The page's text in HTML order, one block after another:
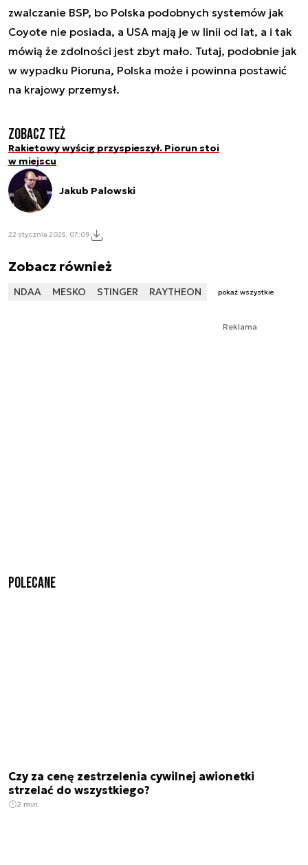
zwalczanie BSP, bo Polska podobnych systemów jak
Coyote nie posiada, a USA mają je w linii od lat, a i tak
mówią że zdolności jest zbyt mało. Tutaj, podobnie jak
w wypadku Pioruna, Polska może i powinna postawić
na krajowy przemysł.
Zobacz też
Rakietowy wyścig przyspieszył. Piorun stoi
w miejscu
Jakub Palowski
22 stycznia 2025, 07:09
Zobacz również
NDAA MESKO STINGER RAYTHEON pokaż wszystkie
Reklama
Polecane
Czy za cenę zestrzelenia cywilnej awionetki
strzelać do wszystkiego?
2 min.